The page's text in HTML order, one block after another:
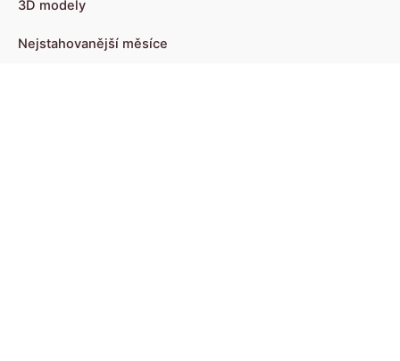
3D modely
Nejstahovanější měsíce